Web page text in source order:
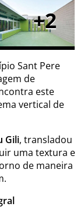
2
Sant Pere
de
este
vertical de
Gili, transladou
uma textura e
de maneira